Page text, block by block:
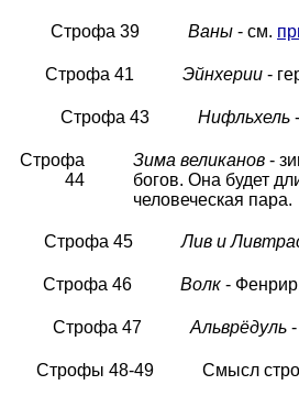
Строфа 39 Ваны - см.
Строфа 41 Эйнхерии -
Строфа 43 Нифльхель
Строфа
44
Зима великанов -
богов. Она будет
человеческая пара.
Строфа 45 Лив и
Строфа 46 Волк -
Строфа 47 Альврёдуль
Строфы 48-49 Смысл